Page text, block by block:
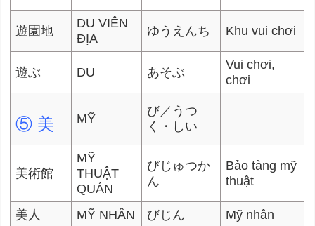
遊園地
DU VIÊN
ĐỊA
ゆうえんち Khu vui chơi
遊ぶ DU あそぶ
Vui chơi,
chơi
⑤ 美 MỸ
び／うつ
く・しい
美術館
MỸ
THUẬT
QUÁN
びじゅつか
ん
Bảo tàng mỹ
thuật
美人 MỸ NHÂN びじん
Mỹ nhân